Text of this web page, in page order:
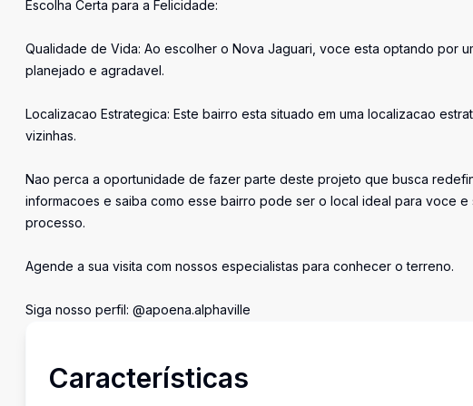
Escolha Certa para a Felicidade:
Qualidade de Vida: Ao escolher o Nova Jaguari, voce esta optando por
planejado e agradavel.
Localizacao Estrategica: Este bairro esta situado em uma localizacao
vizinhas.
Nao perca a oportunidade de fazer parte deste projeto que busca
informacoes e saiba como esse bairro pode ser o local ideal para voce e
processo.
Agende a sua visita com nossos especialistas para conhecer o terreno.
Siga nosso perfil: @apoena.alphaville
Características